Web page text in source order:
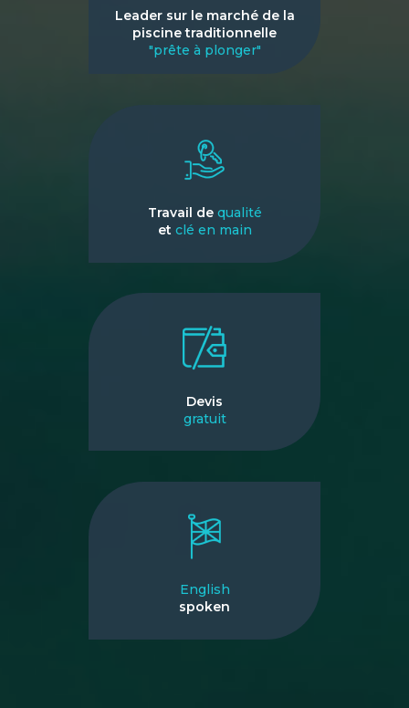
Leader sur le marché de la
piscine traditionnelle
"prête à plonger"
Travail de qualité
et clé en main
Devis
gratuit
English
spoken